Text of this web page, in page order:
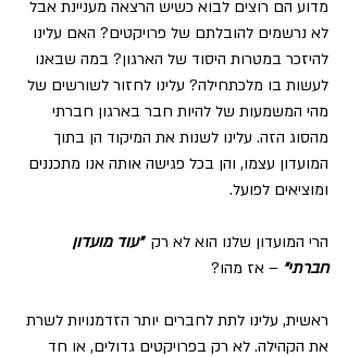
מדוע הם רוצים לבוא כשיש הרצאה מעניינת אבל
לא נרשמים להובלתם של פרויקטים? האם עלינו
להיזכר במטרות היסוד של הארגון? במה שבאנו
לעשות בו מלכתחילה? עלינו לחזור לשורשים של
מהי המשמעות של להיות חבר בארגון חברתי
מהסוג הזה. עלינו לשנות את המיקוד הן בתוך
המועדון עצמו, והן בכל פגישה אותה אנו מתכננים
ומוציאים לפועל.
הרי המועדון שלנו הוא לא רק "עוד מועדון
חברתי" – אז מהו?
ראשית, עלינו לתת לחברים יותר הזדמנויות לשרת
את הקהילה. לא רק בפרויקטים גדולים, או חד